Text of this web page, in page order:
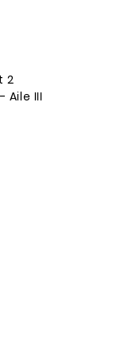
2
Aile III